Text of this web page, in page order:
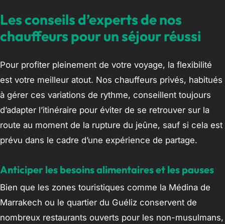
Les conseils d’experts de nos
chauffeurs pour un séjour réussi
Pour profiter pleinement de votre voyage, la flexibilité
est votre meilleur atout. Nos chauffeurs privés, habitués
à gérer ces variations de rythme, conseillent toujours
d’adapter l’itinéraire pour éviter de se retrouver sur la
route au moment de la rupture du jeûne, sauf si cela est
prévu dans le cadre d’une expérience de partage.
Anticiper les besoins alimentaires et les pauses
Bien que les zones touristiques comme la Médina de
Marrakech ou le quartier du Guéliz conservent de
nombreux restaurants ouverts pour les non-musulmans,